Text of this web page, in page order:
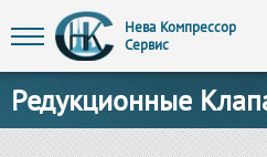
Нева Компрессор
Сервис
Редукционные